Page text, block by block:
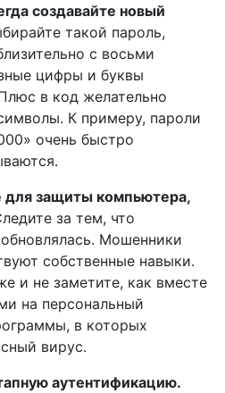
создавайте новый
такой пароль,
с восьми
цифры и буквы
в код желательно
К примеру, пароли
очень быстро
для защиты компьютера,
за тем, что
Мошенники
собственные навыки.
и не заметите, как вместе
на персональный
в которых
вирус.
аутентификацию.